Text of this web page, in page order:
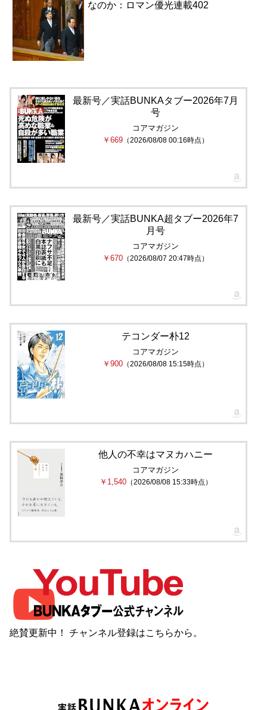
なのか：ロマン優光連載402
最新号／実話BUNKAタブー2026年7月
号
コアマガジン
￥669 （2026/08/08 00:16時点）
最新号／実話BUNKA超タブー2026年7
月号
コアマガジン
￥670 （2026/08/07 20:47時点）
テコンダー朴12
コアマガジン
￥900 （2026/08/08 15:15時点）
他人の不幸はマヌカハニー
コアマガジン
￥1,540（2026/08/08 15:33時点）
絶賛更新中！ チャンネル登録はこちらから。